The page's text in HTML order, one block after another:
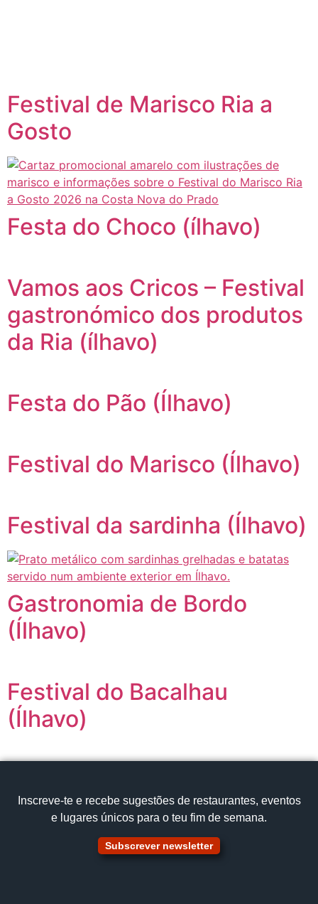
Festival de Marisco Ria a
Gosto
Festa do Choco (ílhavo)
Vamos aos Cricos – Festival
gastronómico dos produtos
da Ria (ílhavo)
Festa do Pão (Ílhavo)
Festival do Marisco (Ílhavo)
Festival da sardinha (Ílhavo)
Gastronomia de Bordo
(Ílhavo)
Festival do Bacalhau
(Ílhavo)
Inscreve‑te e recebe sugestões de restaurantes, eventos
e lugares únicos para o teu fim de semana.
Subscrever newsletter